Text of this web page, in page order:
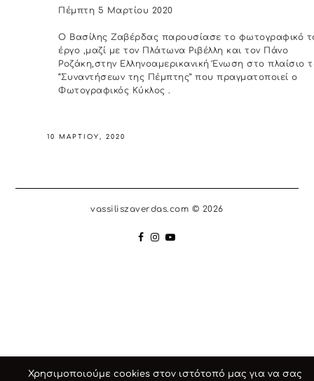
Πέμπτη 5 Μαρτίου 2020
Ο Βασίλης Ζαβέρδας παρουσίασε το φωτογραφικό
έργο ,μαζί με τον Πλάτωνα Ριβέλλη και τον Πάνο
Ροζάκη,στην Ελληνοαμερικανική Ένωση στο πλαίσιο
“Συναντήσεων της Πέμπτης” που πραγματοποιεί ο
Φωτογραφικός Κύκλος.
10 ΜΑΡΤΊΟΥ, 2020
vassiliszaverdas.com © 2026
Χρησιμοποιούμε cookies στον ιστότοπό μας για να σας